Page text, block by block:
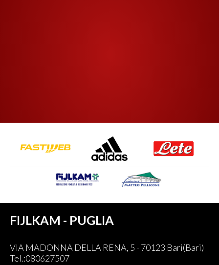
FIJLKAM - PUGLIA
VIA MADONNA DELLA RENA, 5 - 70123 Bari(Bari)
Tel.:080627507